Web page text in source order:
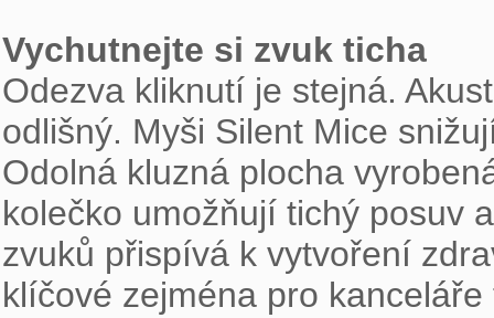
Vychutnejte si zvuk ticha
Odezva kliknutí je stejná.
odlišný. Myši Silent Mice
Odolná kluzná plocha
kolečko umožňují tichý posuv
zvuků přispívá k vytvoření
klíčové zejména pro